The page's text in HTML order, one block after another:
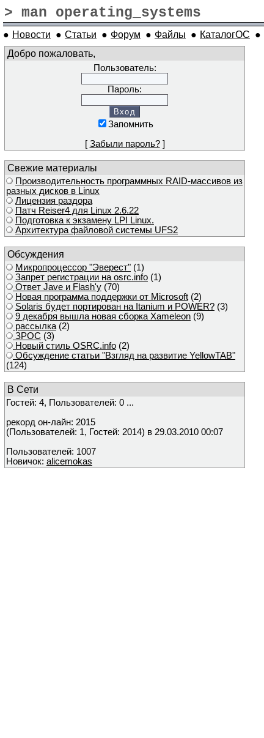
> man operating_systems
● Новости ● Статьи ● Форум ● Файлы ● КаталогОС ●
Добро пожаловать,
Пользователь:
Пароль:
Запомнить
[ Забыли пароль?]
Свежие материалы
Производительность программных RAID-массивов из
разных дисков в Linux
Лицензия раздора
Патч Reiser4 для Linux 2.6.22
Подготовка к экзамену LPI Linux.
Архитектура файловой системы UFS2
Обсуждения
Микропроцессор "Эверест" (1)
Запрет регистрации на osrc.info (1)
Ответ Javе и Flash'у (70)
Новая программа поддержки от Microsoft (2)
Solaris будет портирован на Itanium и POWER? (3)
9 декабря вышла новая сборка Xameleon (9)
рассылка (2)
ЗРОС (3)
Новый стиль OSRC.info (2)
Обсуждение статьи "Взгляд на развитие YellowTAB"
(124)
В Сети
Гостей: 4, Пользователей: 0 ...
рекорд он-лайн: 2015
(Пользователей: 1, Гостей: 2014) в 29.03.2010 00:07
Пользователей: 1007
Новичок: alicemokas